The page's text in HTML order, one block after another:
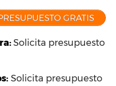
GRATIS
Solicita presupuesto
: Solicita presupuesto